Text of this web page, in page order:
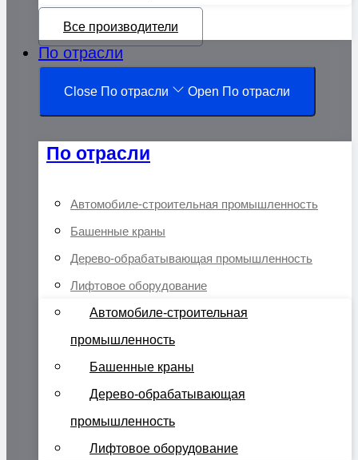
Все производители
По отрасли
Close По отрасли Open По отрасли
По отрасли
Автомобиле-строительная промышленность
Башенные краны
Дерево-обрабатывающая промышленность
Лифтовое оборудование
Автомобиле-строительная
промышленность
Башенные краны
Дерево-обрабатывающая
промышленность
Лифтовое оборудование